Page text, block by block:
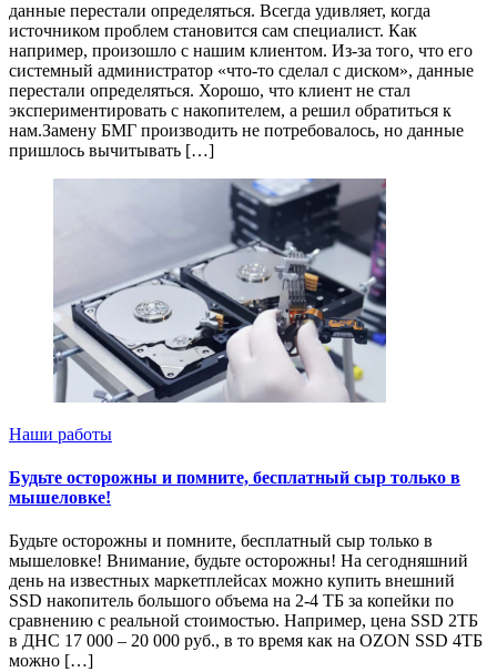
данные перестали определяться. Всегда удивляет, когда
источником проблем становится сам специалист. Как
например, произошло с нашим клиентом. Из-за того, что его
системный администратор «что-то сделал с диском», данные
перестали определяться. Хорошо, что клиент не стал
экспериментировать с накопителем, а решил обратиться к
нам.Замену БМГ производить не потребовалось, но данные
пришлось вычитывать […]
Наши работы
Будьте осторожны и помните, бесплатный сыр только в
мышеловке!
Будьте осторожны и помните, бесплатный сыр только в
мышеловке! Внимание, будьте осторожны! На сегодняшний
день на известных маркетплейсах можно купить внешний
SSD накопитель большого объема на 2-4 ТБ за копейки по
сравнению с реальной стоимостью. Например, цена SSD 2ТБ
в ДНС 17 000 – 20 000 руб., в то время как на OZON SSD 4ТБ
можно […]